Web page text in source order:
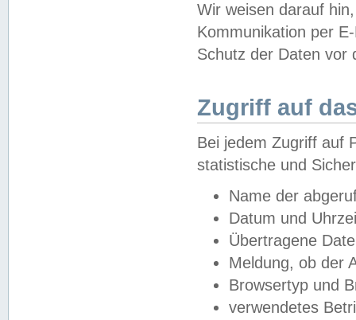
Wir weisen darauf
Kommunikation per
Schutz der Daten vor
Zugriff auf
Bei jedem Zugriff auf
statistische und
Name der
Datum und
Übertragene
Meldung, ob der
Browsertyp und
verwendetes